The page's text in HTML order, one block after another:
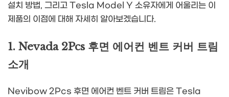
설치 방법, 그리고 Tesla Model Y 소유자에게 어울리는 이
제품의 이점에 대해 자세히 알아보겠습니다.
1. Nevada 2Pcs 후면 에어컨 벤트 커버 트림
소개
Nevibow 2Pcs 후면 에어컨 벤트 커버 트림은 Tesla